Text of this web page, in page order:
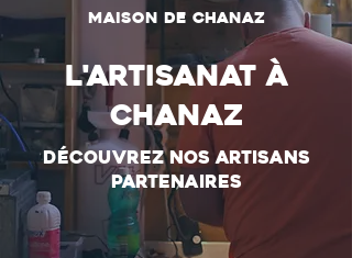
maison de chanaz
L'artisanat à
Chanaz
découvrez nos artisans
partenaires